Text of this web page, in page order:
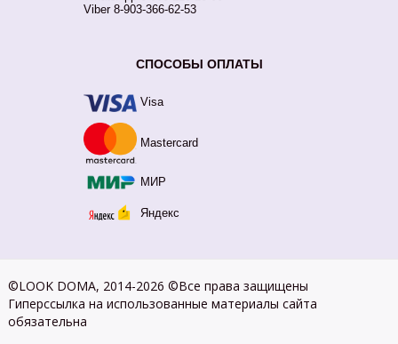
Viber 8-903-366-62-53
СПОСОБЫ ОПЛАТЫ
Visa
Mastercard
МИР
Яндекс
©LOOK DOMA, 2014-2026 ©Все права защищены
Гиперссылка на использованные материалы сайта
обязательна